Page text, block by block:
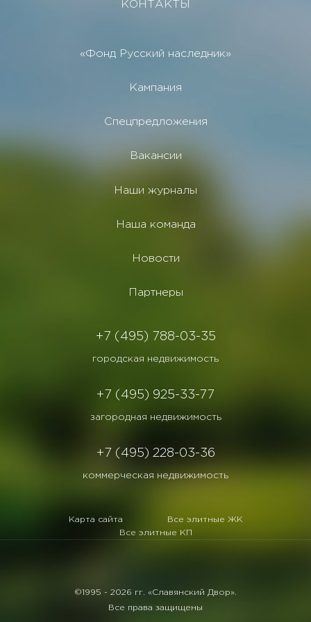
КОНТАКТЫ
«Фонд Русский наследник»
Кампания
Спецпредложения
Вакансии
Наши журналы
Наша команда
Новости
Партнеры
+7 (495) 788-03-35
городская недвижимость
+7 (495) 925-33-77
загородная недвижимость
+7 (495) 228-03-36
коммерческая недвижимость
Карта сайта
Все элитные ЖК
Все элитные КП
©1995 - 2026 гг. «Славянский Двор».
Все права защищены